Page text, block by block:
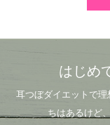
はじめ
耳つぼダイエットで
ちはあるけど